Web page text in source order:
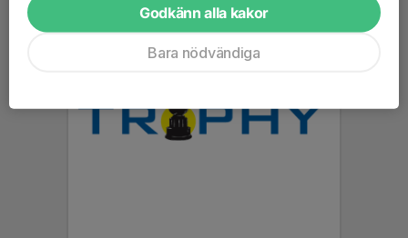
Godkänn alla kakor
Bara nödvändiga